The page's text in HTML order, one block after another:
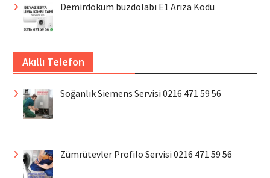
Demirdöküm buzdolabı E1 Arıza Kodu
Akıllı Telefon
Soğanlık Siemens Servisi 0216 471 59 56
Zümrütevler Profilo Servisi 0216 471 59 56